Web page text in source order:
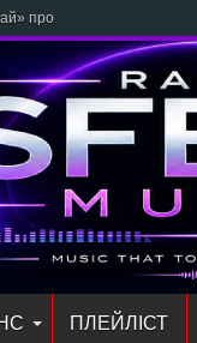
про відчуття свободи та
ПЛЕЙЛIСТ